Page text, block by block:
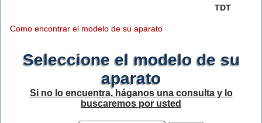
TDT
Como encontrar el modelo de su aparato
Seleccione el modelo de su
aparato
Si no lo encuentra, háganos una consulta y lo
buscaremos por usted